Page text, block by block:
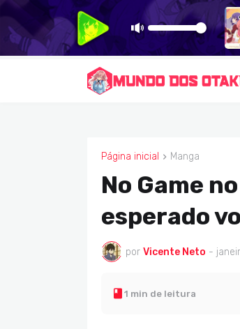
Página inicial Manga
MANGA
No Game
esperado
por Vicente Neto -
1 min de leitura